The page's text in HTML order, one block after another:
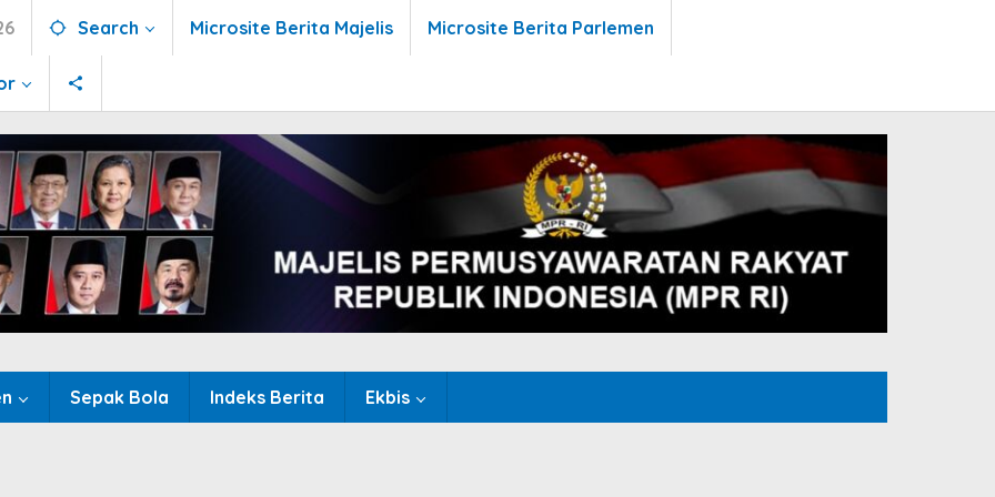
Search Microsite Berita Majelis Microsite Berita Parlemen
Sepak Bola Indeks Berita Ekbis